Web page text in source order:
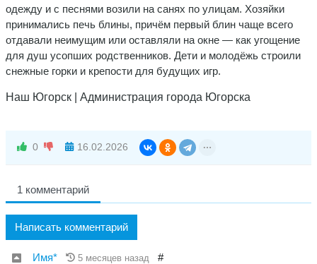
одежду и с песнями возили на санях по улицам. Хозяйки
принимались печь блины, причём первый блин чаще всего
отдавали неимущим или оставляли на окне — как угощение
для душ усопших родственников. Дети и молодёжь строили
снежные горки и крепости для будущих игр.
Наш Югорск | Администрация города Югорска
0 16.02.2026
1 комментарий
Написать комментарий
Имя* 5 месяцев назад #